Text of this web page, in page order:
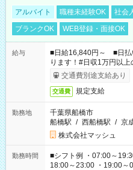
アルバイト 職種未経験OK 社会
ブランクOK
WEB登録・面接OK
給与
■日給16,840円～ ■日
ります！#日収1万円以上
交通費別途支給あり
交通費 規定支給
勤務地
千葉県船橋市
船橋駅 / 西船橋駅 / 京
株式会社マッシュ
勤務時間
■シフト例 ・07:00～
18:00～23:00 ・19:00～